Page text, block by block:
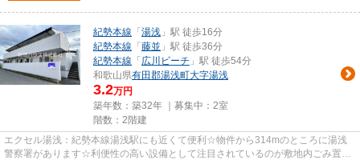
紀勢本線 「 湯浅 」駅 徒歩16分
紀勢本線 「 藤並 」駅 徒歩36分
紀勢本線 「 広川ビーチ 」駅 徒歩54分
和歌山県有田郡湯浅町大字湯浅
3.2万円
築年数：築32年 ｜募集中： 2室
階数：2階建
エクセル湯浅：紀勢本線湯浅駅にも近くて便利☆物件から314mのところに湯浅
警察署があります☆利便性の高い設備として注目されているのが敷地内ごみ置き